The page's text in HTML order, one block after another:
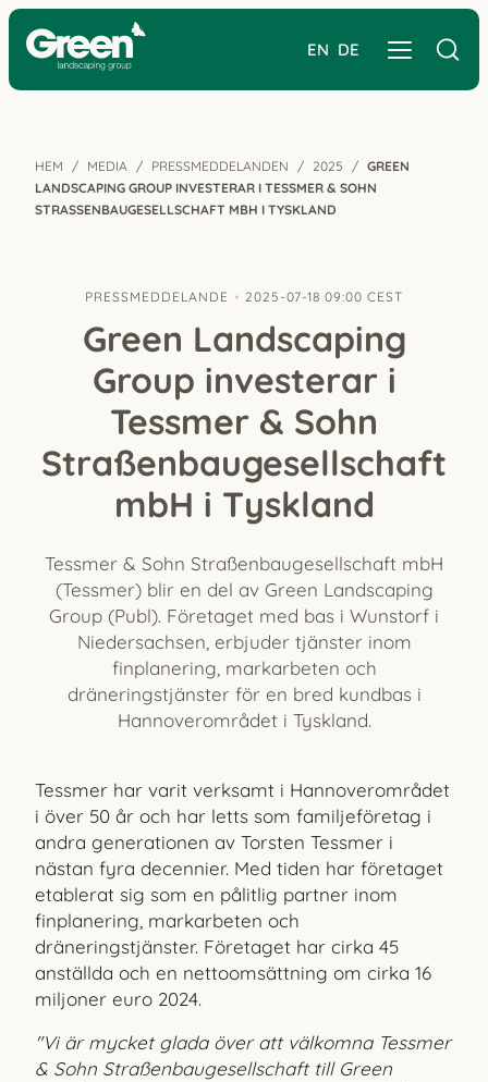
EN DE
HEM MEDIA PRESSMEDDELANDEN 2025
GREEN
LANDSCAPING GROUP INVESTERAR I TESSMER & SOHN
STRASSENBAUGESELLSCHAFT MBH I TYSKLAND
PRESSMEDDELANDE 2025-07-18 09:00 CEST
Green Landscaping
Group investerar i
Tessmer & Sohn
Straßenbaugesellschaft
mbH i Tyskland
Tessmer & Sohn Straßenbaugesellschaft mbH
(Tessmer) blir en del av Green Landscaping
Group (Publ). Företaget med bas i Wunstorf i
Niedersachsen, erbjuder tjänster inom
finplanering, markarbeten och
dräneringstjänster för en bred kundbas i
Hannoverområdet i Tyskland.
Tessmer har varit verksamt i Hannoverområdet
i över 50 år och har letts som familjeföretag i
andra generationen av Torsten Tessmer i
nästan fyra decennier. Med tiden har företaget
etablerat sig som en pålitlig partner inom
finplanering, markarbeten och
dräneringstjänster. Företaget har cirka 45
anställda och en nettoomsättning om cirka 16
miljoner euro 2024.
"Vi är mycket glada över att välkomna Tessmer
& Sohn Straßenbaugesellschaft till Green